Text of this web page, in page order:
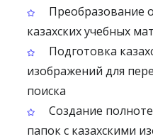
Преобразование
казахских учебных
Подготовка
изображений для
поиска
Создание
папок с казахскими